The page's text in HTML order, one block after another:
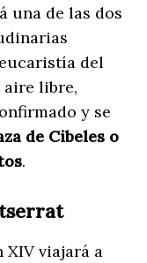
una de las dos
del
aire libre,
y se
de Cibeles o
.
XIV viajará a